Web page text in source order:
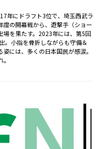
年にドラフト3位で、埼玉西武ラ
度の開幕戦から、遊撃手（ショー
を果たす。 2023年には、第5回
。小指を骨折しながらも守備＆
には、多くの日本国民が感涙。